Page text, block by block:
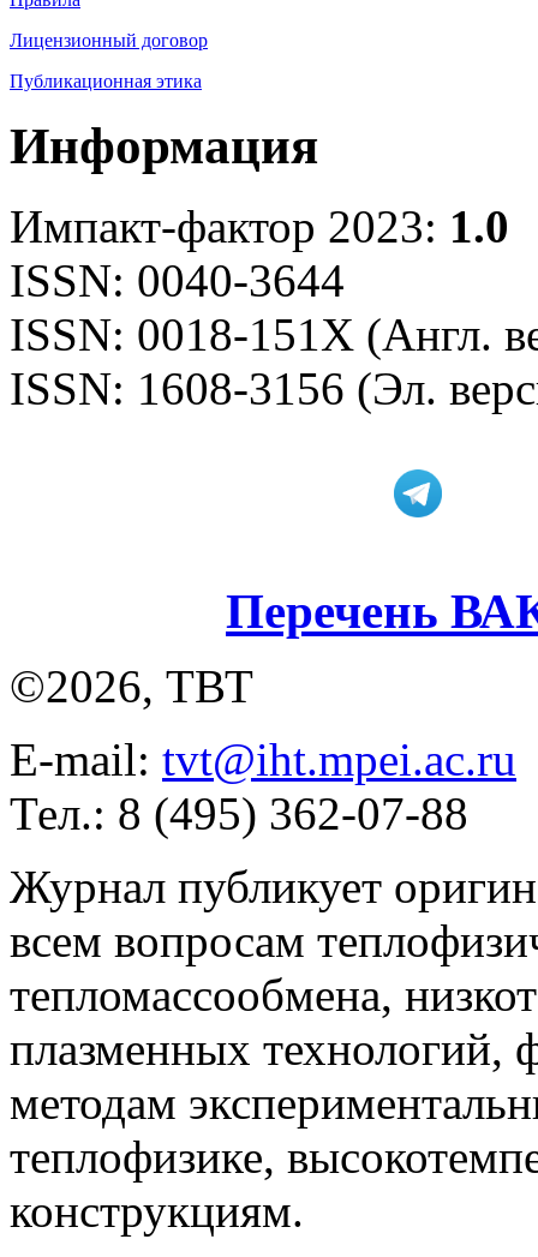
Лицензионный договор
Публикационная этика
Информация
Импакт-фактор 2023: 1.0
ISSN: 0040-3644
ISSN: 0018-151X (Англ.
ISSN: 1608-3156 (Эл.
Перечень
©2026, ТВТ
E-mail: tvt@iht.mpei.ac.ru
Тел.: 8 (495) 362-07-88
Журнал публикует
всем вопросам
тепломассообмена,
плазменных технологий,
методам
теплофизике,
конструкциям.